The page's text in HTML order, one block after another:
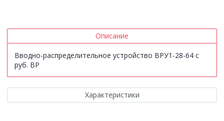
Описание
Вводно-распределительное устройство ВРУ1-28-64 с
руб. ВР
Характеристики